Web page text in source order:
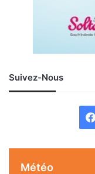
Suivez-Nous
Météo